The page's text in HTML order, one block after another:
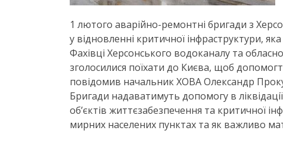
1 лютого аварійно-ремонтні бригади з
у відновленні критичної інфраструктури,
Фахівці Херсонського водоканалу та
зголосилися поїхати до Києва, щоб
повідомив начальник ХОВА Олександр
Бригади надаватимуть допомогу в
об’єктів життєзабезпечення та критичної
мирних населених пунктах та як важливо